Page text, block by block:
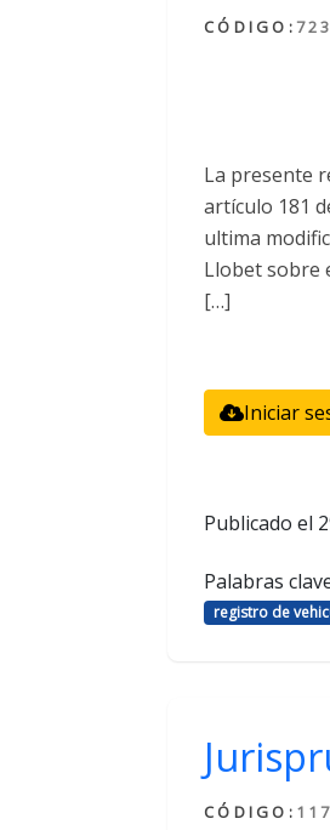
CÓDIGO:
La presente
artículo 181
ultima
Llobet sobre
[…]
Iniciar
Publicado el
Palabras
registro de
CÓDIGO: